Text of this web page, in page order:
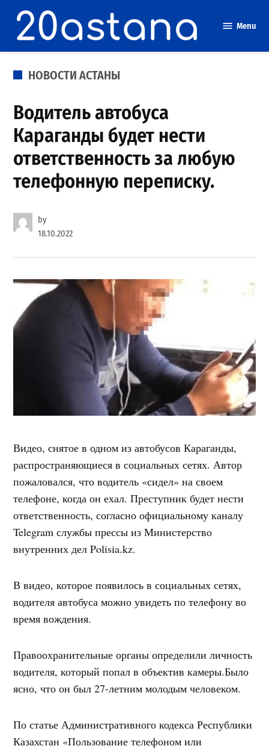
content
Menu
POSTED
НОВОСТИ АСТАНЫ
Водитель автобуса
Караганды будет нести
ответственность за любую
телефонную переписку.
by
18.10.2022
Видео, снятое в одном из автобусов Караганды,
распространяющиеся в социальных сетях. Автор
пожаловался, что водитель «сидел» на своем
телефоне, когда он ехал. Преступник будет нести
ответственность, согласно официальному каналу
Telegram службы прессы из Министерство
внутренних дел Polisia.kz.
В видео, которое появилось в социальных сетях,
водителя автобуса можно увидеть по телефону во
время вождения.
Правоохранительные органы определили личность
водителя, который попал в объектив камеры.Было
ясно, что он был 27-летним молодым человеком.
По статье Административного кодекса Республики
Казахстан «Пользование телефоном или